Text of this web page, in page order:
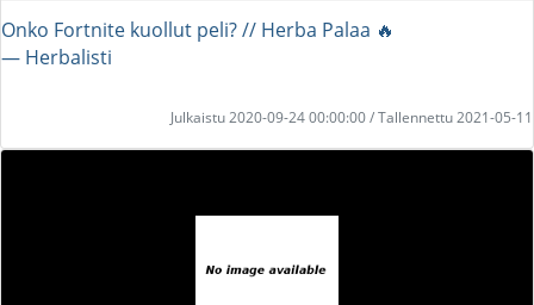
Onko Fortnite kuollut peli? // Herba Palaa 🔥
― Herbalisti
Julkaistu 2020-09-24 00:00:00 / Tallennettu 2021-05-11